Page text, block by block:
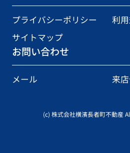
プライバシーポリシー
利
サイトマップ
お問い合わせ
メール 来
(c) 株式会社横濱長者町不動産